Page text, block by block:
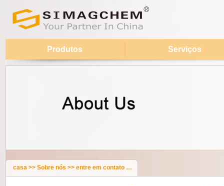
Produtos Serviços
casa>> Sobre nós >> entre em contato conosco